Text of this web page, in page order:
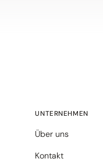
UNTERNEHMEN
Über uns
Kontakt